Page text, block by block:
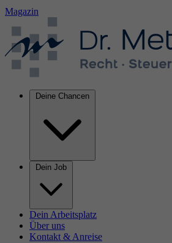
Magazin
Deine Chancen
Dein Job
Dein Arbeitsplatz
Über uns
Kontakt & Anreise